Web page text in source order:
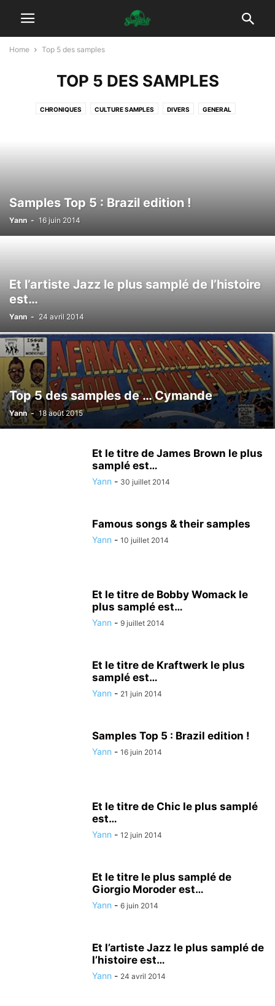
Home Top 5 des samples
TOP 5 DES SAMPLES
CHRONIQUES CULTURE SAMPLES DIVERS GENERAL
Samples Top 5 : Brazil edition !
Yann - 16 juin 2014
Et l’artiste Jazz le plus samplé de l’histoire
est…
Yann - 24 avril 2014
Top 5 des samples de … Cymande
Yann - 18 août 2015
Et le titre de James Brown le plus
samplé est…
Yann - 30 juillet 2014
Famous songs & their samples
Yann - 10 juillet 2014
Et le titre de Bobby Womack le
plus samplé est…
Yann - 9 juillet 2014
Et le titre de Kraftwerk le plus
samplé est…
Yann - 21 juin 2014
Samples Top 5 : Brazil edition !
Yann - 16 juin 2014
Et le titre de Chic le plus samplé
est…
Yann - 12 juin 2014
Et le titre le plus samplé de
Giorgio Moroder est…
Yann - 6 juin 2014
Et l’artiste Jazz le plus samplé de
l’histoire est…
Yann - 24 avril 2014